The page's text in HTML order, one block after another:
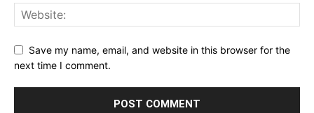
Save my name, email, and website in this browser for the
next time I comment.